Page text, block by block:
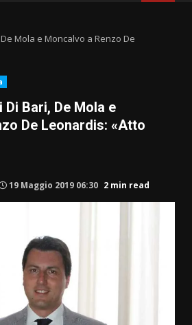
Mola e Moncalvo a Renzo De
Bari, De Mola e
De Leonardis: «Atto
19 Maggio 2019 06:30 2 min read